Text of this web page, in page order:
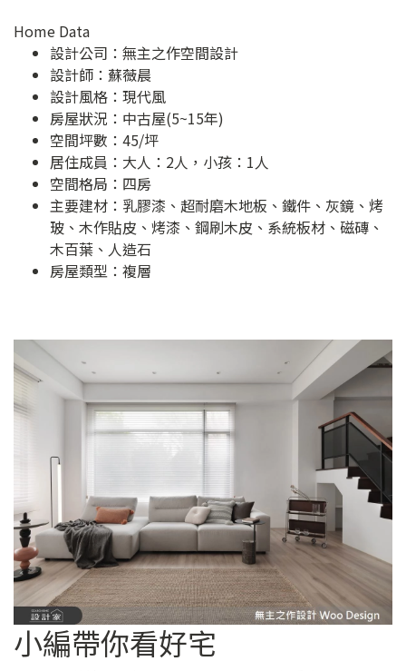
Home Data
設計公司： 無主之作空間設計
設計師：蘇薇晨
設計風格：現代風
房屋狀況：中古屋(5~15年)
空間坪數：45/坪
居住成員：大人：2人，小孩：1人
空間格局：四房
主要建材：乳膠漆、超耐磨木地板、鐵件、灰鏡、烤
玻、木作貼皮、烤漆、鋼刷木皮、系統板材、磁磚、
木百葉、人造石
房屋類型：複層
小編帶你看好宅